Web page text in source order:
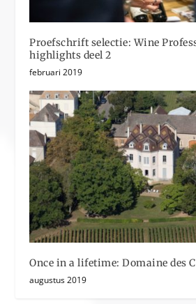
Proefschrift selectie: Wine
highlights deel 2
februari 2019
Once in a lifetime: Domaine des
augustus 2019